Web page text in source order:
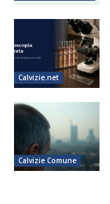
Calvizie.net
Calvizie Comune